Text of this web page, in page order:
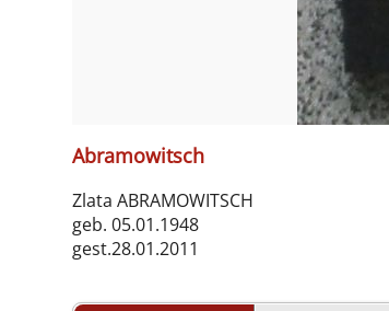
Abramowitsch
Zlata ABRAMOWITSCH
geb. 05.01.1948
gest.28.01.2011